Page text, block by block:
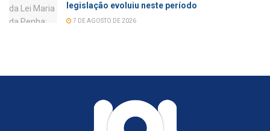
legislação evoluiu neste período
7 DE AGOSTO DE 2026